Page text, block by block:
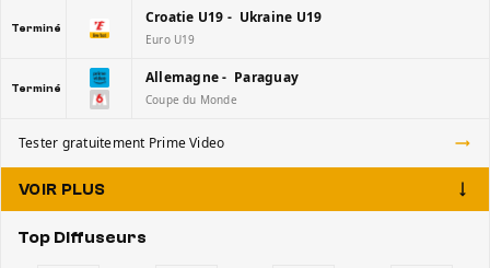
Terminé
Croatie U19 - Ukraine U19
Euro U19
Terminé
Allemagne - Paraguay
Coupe du Monde
Tester gratuitement Prime Video
VOIR PLUS
Top Diffuseurs